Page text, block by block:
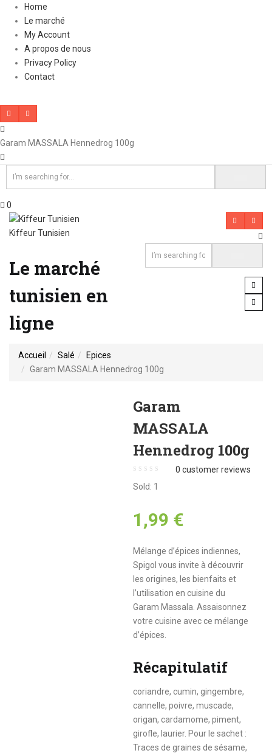
Home
Le marché
My Account
A propos de nous
Privacy Policy
Contact
Garam MASSALA Hennedrog 100g
0
Kiffeur Tunisien
Le marché
tunisien en
ligne
Accueil Salé
Epices
Garam MASSALA Hennedrog 100g
Garam
MASSALA
Hennedrog 100g
0 customer reviews
Sold: 1
1,99 €
Mélange d’épices indiennes,
Spigol vous invite à découvrir
les origines, les bienfaits et
l’utilisation en cuisine du
Garam Massala. Assaisonnez
votre cuisine avec ce mélange
d’épices.
Récapitulatif
coriandre, cumin, gingembre,
cannelle, poivre, muscade,
origan, cardamome, piment,
girofle, laurier. Pour le sachet :
Traces de graines de sésame,